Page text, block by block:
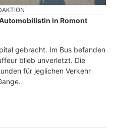
in Romont
gebracht. Im Bus befanden
blieb unverletzt. Die
für jeglichen Verkehr